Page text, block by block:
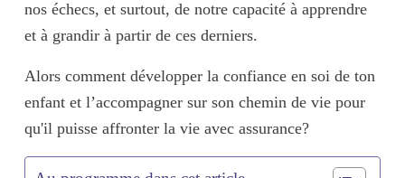
nos échecs, et surtout, de notre capacité à apprendre
et à grandir à partir de ces derniers.
Alors comment développer la confiance en soi de ton
enfant et l’accompagner sur son chemin de vie pour
qu'il puisse affronter la vie avec assurance?